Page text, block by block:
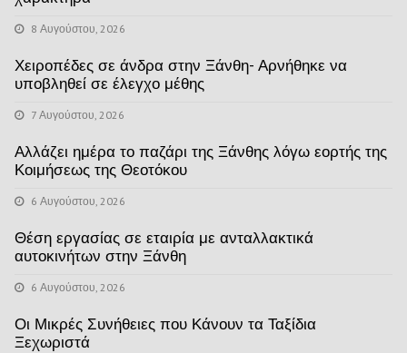
8 Αυγούστου, 2026
Χειροπέδες σε άνδρα στην Ξάνθη- Αρνήθηκε να
υποβληθεί σε έλεγχο μέθης
7 Αυγούστου, 2026
Αλλάζει ημέρα το παζάρι της Ξάνθης λόγω εορτής της
Κοιμήσεως της Θεοτόκου
6 Αυγούστου, 2026
Θέση εργασίας σε εταιρία με ανταλλακτικά
αυτοκινήτων στην Ξάνθη
6 Αυγούστου, 2026
Οι Μικρές Συνήθειες που Κάνουν τα Ταξίδια
Ξεχωριστά